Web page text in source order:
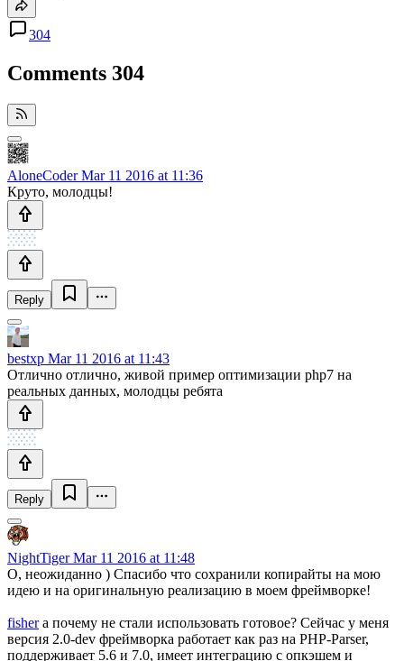
304
Comments 304
AloneCoderMar 11 2016 at 11:36
Круто, молодцы!
Reply
bestxp Mar 11 2016 at 11:43
Отлично отлично, живой пример оптимизации php7 на
реальных данных, молодцы ребята
Reply
NightTigerMar 11 2016 at 11:48
О, неожиданно ) Спасибо что сохранили копирайты на мою
идею и на оригинальную реализацию в моем фреймворке!
fisherа почему не стали использовать готовое? Сейчас у меня
версия 2.0-dev фреймворка работает как раз на PHP-Parser,
поддерживает 5.6 и 7.0, имеет интеграцию с опкэшем и